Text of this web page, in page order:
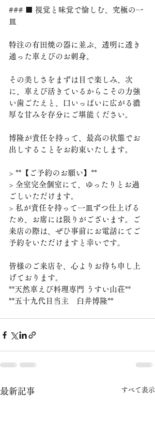
### ■ 視覚と味覚で愉しむ、究極の一
皿
特注の有田焼の器に並ぶ、透明に透き
通った車えびのお刺身。
その美しさをまずは目で楽しみ、次
に、車えび活きているからこその力強
い歯ごたえと、口いっぱいに広がる濃
厚な甘みを存分にご堪能ください。
博隆が責任を持って、最高の状態でお
出しすることをお約束いたします。
> **【ご予約のお願い】**
> 全室完全個室にて、ゆったりとお過
ごしいただけます。
> 私が責任を持って一皿ずつ仕上げる
ため、お席には限りがございます。ご
来店の際は、ぜひ事前にお電話にてご
予約をいただけますと幸いです。
皆様のご来店を、心よりお待ち申し上
げております。
**天然車えび料理専門 うすい山荘**
**五十九代目当主　臼井博隆**
最新記事 すべて表示